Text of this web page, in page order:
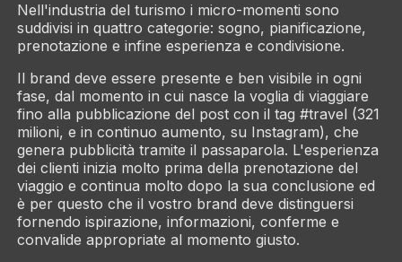
Nell'industria del turismo i micro-momenti sono
suddivisi in quattro categorie: sogno, pianificazione,
prenotazione e infine esperienza e condivisione.
Il brand deve essere presente e ben visibile in ogni
fase, dal momento in cui nasce la voglia di viaggiare
fino alla pubblicazione del post con il tag #travel (321
milioni, e in continuo aumento, su Instagram), che
genera pubblicità tramite il passaparola. L'esperienza
dei clienti inizia molto prima della prenotazione del
viaggio e continua molto dopo la sua conclusione ed
è per questo che il vostro brand deve distinguersi
fornendo ispirazione, informazioni, conferme e
convalide appropriate al momento giusto.